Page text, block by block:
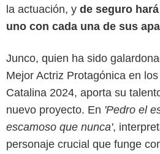
la actuación, y de seguro
uno con cada una de sus
Junco, quien ha sido
Mejor Actriz Protagónica en
Catalina 2024, aporta su
nuevo proyecto. En 'Pedro el
escamoso que nunca',
personaje crucial que funge
Caracol